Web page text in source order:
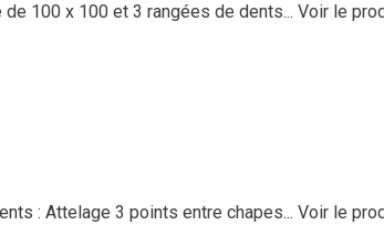
100 x 100 et 3 rangées de dents... Voir le
: Attelage 3 points entre chapes... Voir le